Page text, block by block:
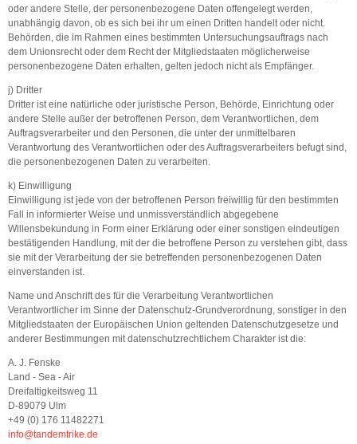
oder andere Stelle, der personenbezogene Daten offengelegt werden,
unabhängig davon, ob es sich bei ihr um einen Dritten handelt oder nicht.
Behörden, die im Rahmen eines bestimmten Untersuchungsauftrags nach
dem Unionsrecht oder dem Recht der Mitgliedstaaten möglicherweise
personenbezogene Daten erhalten, gelten jedoch nicht als Empfänger.
j) Dritter
Dritter ist eine natürliche oder juristische Person, Behörde, Einrichtung oder
andere Stelle außer der betroffenen Person, dem Verantwortlichen, dem
Auftragsverarbeiter und den Personen, die unter der unmittelbaren
Verantwortung des Verantwortlichen oder des Auftragsverarbeiters befugt sind,
die personenbezogenen Daten zu verarbeiten.
k) Einwilligung
Einwilligung ist jede von der betroffenen Person freiwillig für den bestimmten
Fall in informierter Weise und unmissverständlich abgegebene
Willensbekundung in Form einer Erklärung oder einer sonstigen eindeutigen
bestätigenden Handlung, mit der die betroffene Person zu verstehen gibt, dass
sie mit der Verarbeitung der sie betreffenden personenbezogenen Daten
einverstanden ist.
Name und Anschrift des für die Verarbeitung Verantwortlichen
Verantwortlicher im Sinne der Datenschutz-Grundverordnung, sonstiger in den
Mitgliedstaaten der Europäischen Union geltenden Datenschutzgesetze und
anderer Bestimmungen mit datenschutzrechtlichem Charakter ist die:
A. J. Fenske
Land - Sea - Air
Dreifaltigkeitsweg 11
D-89079 Ulm
+49 (0) 176 11482271
info@tandemtrike.de